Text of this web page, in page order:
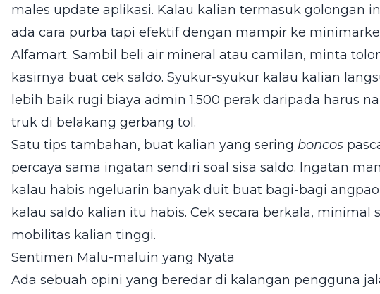
males update aplikasi. Kalau kalian termasuk golongan
ada cara purba tapi efektif dengan mampir ke
Alfamart. Sambil beli air mineral atau camilan, minta
kasirnya buat cek saldo. Syukur-syukur kalau kalian
lebih baik rugi biaya admin 1.500 perak daripada harus
truk di belakang gerbang tol.
Satu tips tambahan, buat kalian yang sering boncos
percaya sama ingatan sendiri soal sisa saldo. Ingatan
kalau habis ngeluarin banyak duit buat bagi-bagi
kalau saldo kalian itu habis. Cek secara berkala, minimal
mobilitas kalian tinggi.
Sentimen Malu-maluin yang Nyata
Ada sebuah opini yang beredar di kalangan pengguna